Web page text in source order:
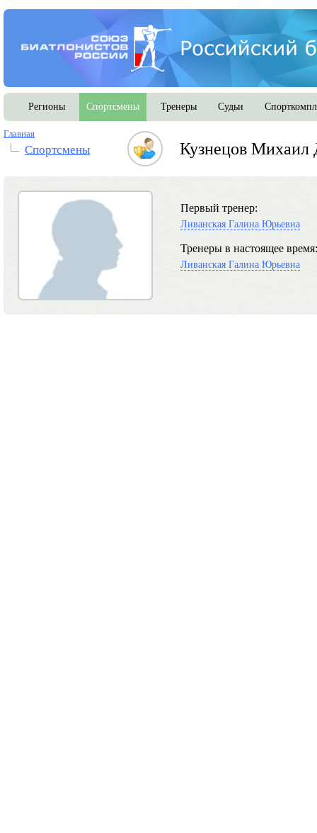
Регионы Спортсмены Тренеры Судьи
Главная
Спортсмены Кузнецов Михаил
Первый тренер:
Ливанская Галина Юрьевна
Тренеры в настоящее время:
Ливанская Галина Юрьевна